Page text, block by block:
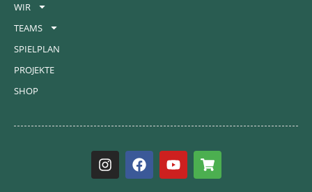
WIR
TEAMS
SPIELPLAN
PROJEKTE
SHOP